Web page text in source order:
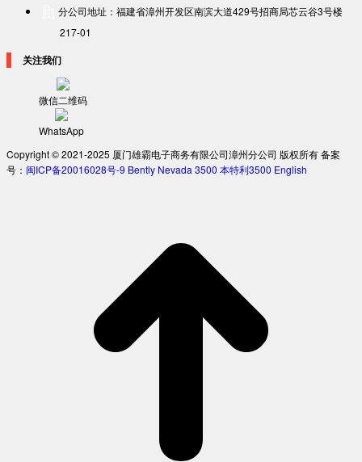
分公司地址：福建省漳州开发区南滨大道429号招商局芯云谷3号楼
217-01
关注我们
微信二维码
WhatsApp
Copyright © 2021-2025 厦门雄霸电子商务有限公司漳州分公司 版权所有 备案
号： 闽ICP备20016028号-9 Bently Nevada 3500 本特利3500 English